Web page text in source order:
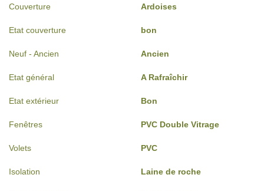
Couverture Ardoises
Etat couverture bon
Neuf - Ancien Ancien
Etat général A Rafraîchir
Etat extérieur Bon
Fenêtres PVC Double Vitrage
Volets PVC
Isolation Laine de roche